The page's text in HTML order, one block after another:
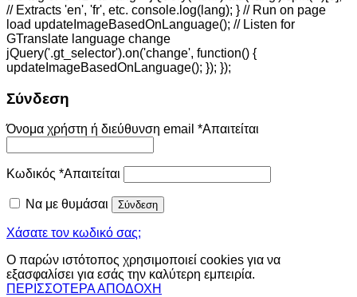
// Extracts 'en', 'fr', etc. console.log(lang); } // Run on page
load updateImageBasedOnLanguage(); // Listen for
GTranslate language change
jQuery('.gt_selector').on('change', function() {
updateImageBasedOnLanguage(); }); });
Σύνδεση
Όνομα χρήστη ή διεύθυνση email *Απαιτείται
Κωδικός *Απαιτείται
Να με θυμάσαι Σύνδεση
Χάσατε τον κωδικό σας;
Ο παρών ιστότοπος χρησιμοποιεί cookies για να
εξασφαλίσει για εσάς την καλύτερη εμπειρία.
ΠΕΡΙΣΣΟΤΕΡΑΑΠΟΔΟΧΗ